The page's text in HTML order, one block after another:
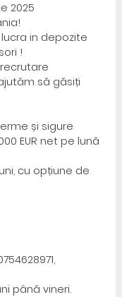
2025
in depozite
!
să găsiți
și sigure
EUR net pe lună
cu opțiune de
până vineri.